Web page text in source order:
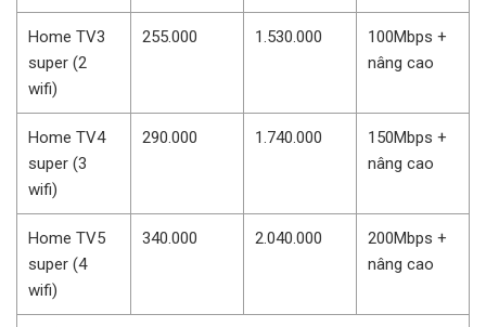
Home TV3
super (2
wifi)
255.000 1.530.000
100Mbps +
nâng cao
Home TV4
super (3
wifi)
290.000 1.740.000
150Mbps +
nâng cao
Home TV5
super (4
wifi)
340.000 2.040.000
200Mbps +
nâng cao